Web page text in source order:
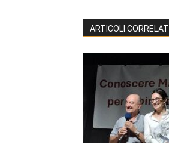
ARTICOLI CORRELATI